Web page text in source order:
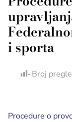
i sporta
Broj
Procedure o